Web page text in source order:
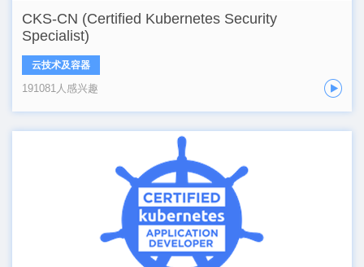
CKS-CN (Certified Kubernetes Security
Specialist)
云技术及容器
191081人感兴趣